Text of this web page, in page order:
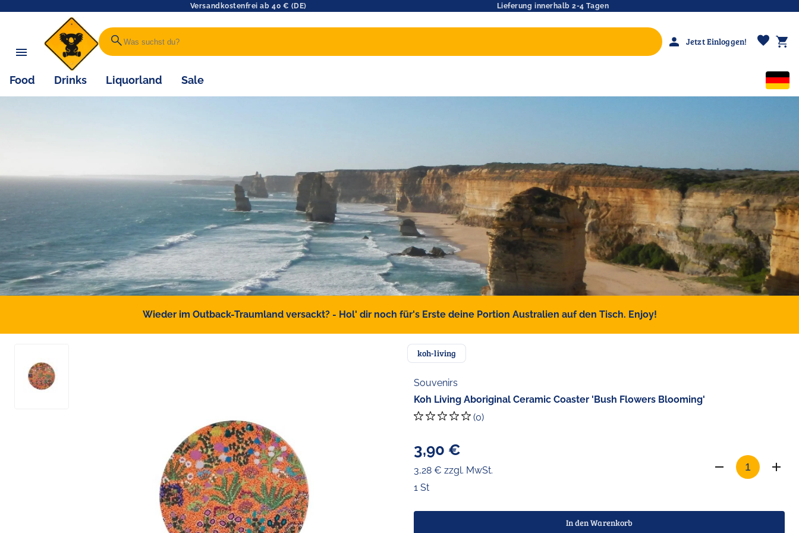
Versandkostenfrei ab 40 € (DE) Lieferung innerhalb 2-4 Tagen
search person Jetzt Einloggen! favorite shopping_cart
Food Drinks Liquorland Sale
Wieder im Outback-Traumland versackt? - Hol' dir noch für's Erste deine Portion Australien auf den Tisch. Enjoy!
koh-living
Souvenirs
Koh Living Aboriginal Ceramic Coaster 'Bush Flowers Blooming'
(0)
3,90 €
3,28 € zzgl. MwSt.
1 St
In den Warenkorb